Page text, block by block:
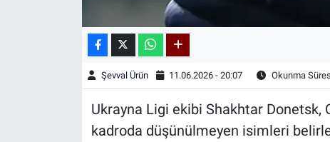
Şevval Ürün 11.06.2026 - 20:07 Okunma
Ukrayna Ligi ekibi Shakhtar Donetsk,
kadroda düşünülmeyen isimleri
Astroloji-Rüya